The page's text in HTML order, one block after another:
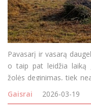
Pavasarį ir vasarą
o taip pat leidžia laiką
žolės deginimas, tiek
sukelti rimtų pavojų –
turtui. Priešgaisrinės
Gaisrai 2026-03-19